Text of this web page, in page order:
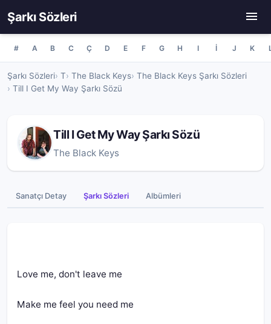
Şarkı Sözleri
# A B C Ç D E F G H I İ J K
Şarkı Sözleri T The Black Keys The Black Keys Şarkı Sözleri
Till I Get My Way Şarkı Sözü
Till I Get My Way Şarkı Sözü
The Black Keys
Sanatçı Detay Şarkı Sözleri Albümleri
Love me, don't leave me
Make me feel you need me